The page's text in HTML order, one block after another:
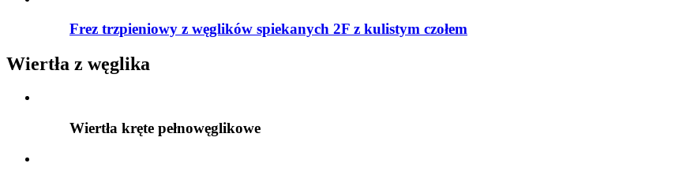
Frez trzpieniowy z węglików spiekanych 2F z kulistym czołem
Wiertła z węglika
Wiertła kręte pełnowęglikowe